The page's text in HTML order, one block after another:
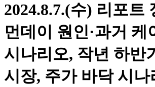
2024.8.7.(수) 리포트
먼데이 원인·과거 케
시나리오, 작년 하반
시장, 주가 바닥 시나